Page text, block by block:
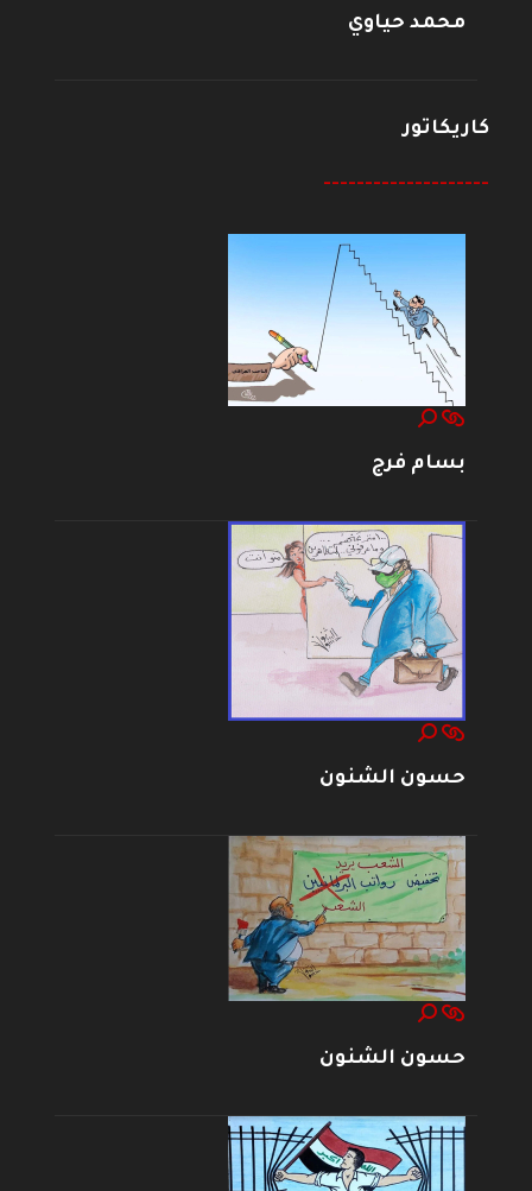
محمد حياوي
كاريكاتور
--------------------
بسام فرج
حسون الشنون
حسون الشنون